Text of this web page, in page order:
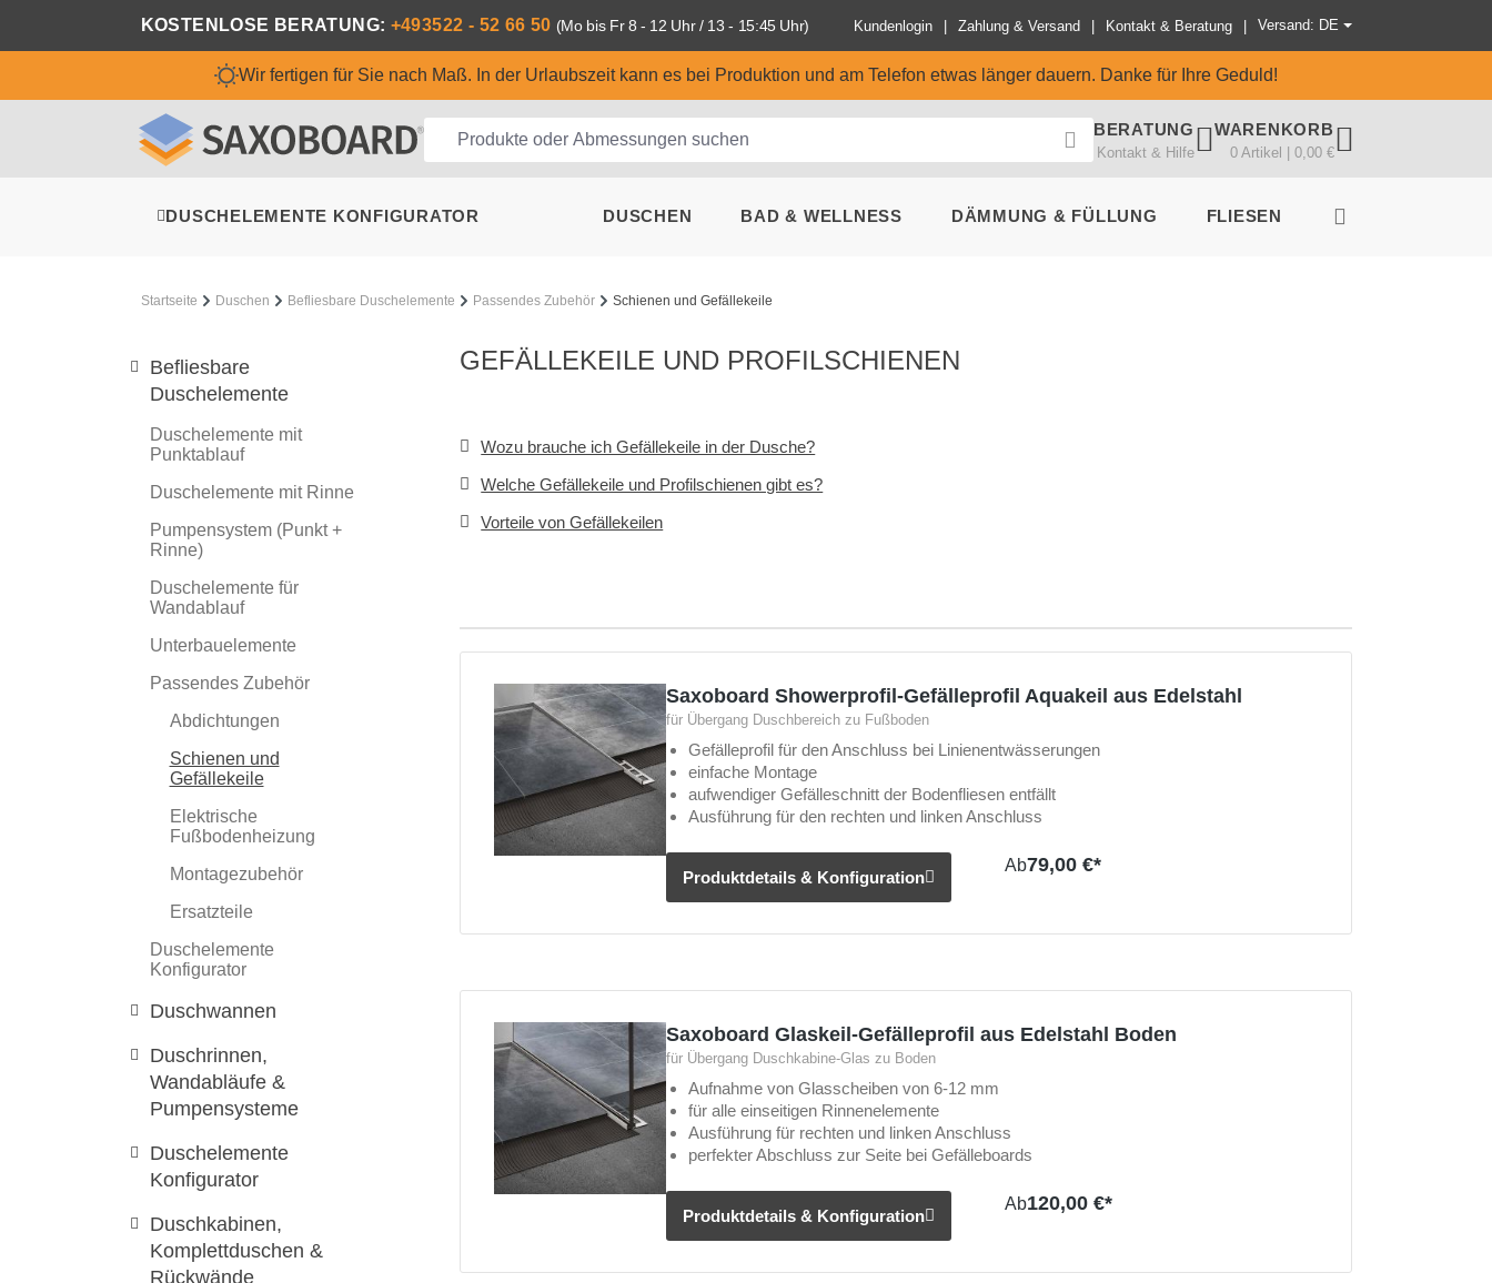
Hauptinhalt springen
Zur Suche springen
Zur Hauptnavigation springen
KOSTENLOSE BERATUNG: +493522 - 52 66 50 (Mo bis Fr 8 - 12 Uhr / 13 - 15:45 Uhr) Kundenlogin Zahlung & Versand Kontakt & Beratung Versand: DE
Wir fertigen für Sie nach Maß. In der Urlaubszeit kann es bei Produktion und am Telefon etwas länger dauern. Danke für Ihre Geduld!
BERATUNG
Kontakt & Hilfe
WARENKORB
0 Artikel | 0,00 €
DUSCHELEMENTE KONFIGURATOR DUSCHEN BAD & WELLNESS DÄMMUNG & FÜLLUNG FLIESEN
Startseite Duschen Befliesbare Duschelemente Passendes Zubehör Schienen und Gefällekeile
Befliesbare
Duschelemente
Duschelemente mit
Punktablauf
Duschelemente mit Rinne
Pumpensystem (Punkt +
Rinne)
Duschelemente für
Wandablauf
Unterbauelemente
Passendes Zubehör
Abdichtungen
Schienen und
Gefällekeile
Elektrische
Fußbodenheizung
Montagezubehör
Ersatzteile
Duschelemente
Konfigurator
Duschwannen
Duschrinnen,
Wandabläufe &
Pumpensysteme
Duschelemente
Konfigurator
Duschkabinen,
Komplettduschen &
Rückwände
GEFÄLLEKEILE UND PROFILSCHIENEN
Wozu brauche ich Gefällekeile in der Dusche?
Welche Gefällekeile und Profilschienen gibt es?
Vorteile von Gefällekeilen
Saxoboard Showerprofil-Gefälleprofil Aquakeil aus Edelstahl
für Übergang Duschbereich zu Fußboden
Gefälleprofil für den Anschluss bei Linienentwässerungen
einfache Montage
aufwendiger Gefälleschnitt der Bodenfliesen entfällt
Ausführung für den rechten und linken Anschluss
Produktdetails & Konfiguration
Ab79,00 €*
Saxoboard Glaskeil-Gefälleprofil aus Edelstahl Boden
für Übergang Duschkabine-Glas zu Boden
Aufnahme von Glasscheiben von 6-12 mm
für alle einseitigen Rinnenelemente
Ausführung für rechten und linken Anschluss
perfekter Abschluss zur Seite bei Gefälleboards
Produktdetails & Konfiguration
Ab120,00 €*